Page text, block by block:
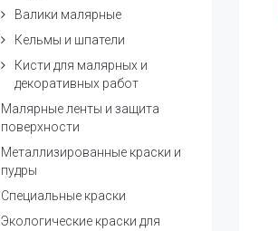
Валики малярные
Кельмы и шпатели
Кисти для малярных и
декоративных работ
Малярные ленты и защита
поверхности
Металлизированные краски и
пудры
Специальные краски
Экологические краски для